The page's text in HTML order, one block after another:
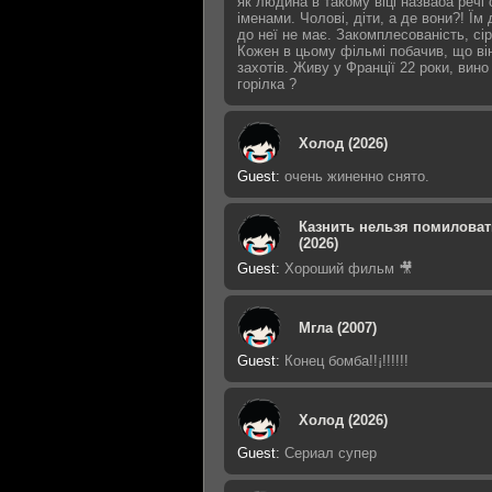
іменами. Чолові, діти, а де вони?! Їм
до неї не має. Закомплесованість,
Кожен в цьому фільмі побачив, що
захотів. Живу у Франції 22 роки,
горілка ?
Холод (2026)
Guest: очень жиненно снято.
Казнить нельзя
(2026)
Guest: Хороший фильм 🎥
Мгла (2007)
Guest: Конец бомба!!¡!!!!!!
Холод (2026)
Guest: Сериал супер